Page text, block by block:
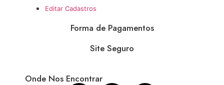
Editar Cadastros
Forma de Pagamentos
Site Seguro
Onde Nos Encontrar